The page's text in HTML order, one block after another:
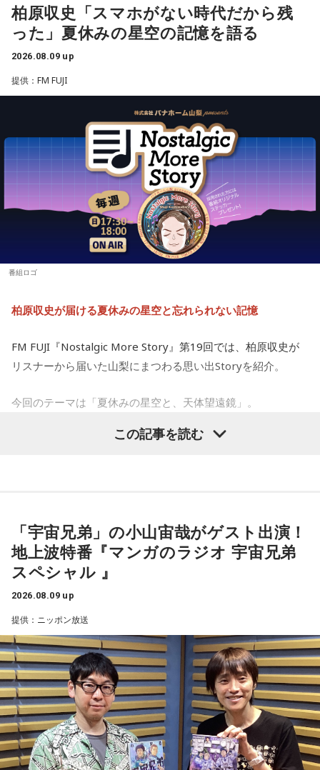
リスマを生成し、見事な『カリスマチャージ』を蓄積させて
いく。チャージの先にあるものとは……!?
これはカリスマたちの物語です。
【新番組概要】
■番組名： 『めちゃめちゃカリスマなラジオ』
■放送日時： 2026年秋 ※放送日時詳細は後日発表
■出演： 小野友樹、山中真尋、福原かつみ、細田健太、日向
朔公、大河元気、橋詰知久
■メールアドレス： charisma@joqr.net
■番組ハッシュタグ： #カリラジ
■QloveR番組ページ： https://qlover.jp/charisma ※月額
【7位】天秤座（てんびん座）
慌ただしい一日になりそうですが、忙しいほど輝けそう。汗
ろな会話をするようですが、お互いの人柄を深く理解できる
ことでしょう。
【8位】獅子座（しし座）
目標やゴールを決めて、そこまでの道のりを計画していくと
◎。冷静に判断し行動できると、自分が求めているものに近
づけるようです。先輩などの話に耳を傾けるのも良いでしょ
【9位】牡羊座（おひつじ座）
他者に期待しすぎず、何かやってくれたことに対して喜べる
と上手くいきそう。自分の心のあり方や時間の使い方を見直
してみて。仕事場などの掃除をすれば集中力がアップできる
ようです。
映画や音楽など、芸術表現に触れると心が癒されていくよう
う。今日は、日ごろからお世話になっている人や大切な人と
の時間を大切にしてみて。
いろいろ気になってくるようなので、「無」になれるような
時間を作りましょう。ちょっと手抜きをしたり、昼寝をして
みたり。頑張りすぎないことも大切なようです。家族や友人
質な水を飲んで深呼吸すると、リラックスできそう。穏やか
な音楽を聞くのもおすすめ。
【今日の一言メッセージ】
立秋が過ぎ、今日はお盆休み中の方も多い時期。13日の新月
に向けて「自分らしさ」を開花させる時です。今日がお仕事
でもお休みでも「心地いいこと」を一つ選択して。自分に正
直になる時間が、今週の波に乗る秘訣ですよ。
■監修者プロフィール：桜羽結万(さくらば・ゆま)
池袋占い館セレーネ所属。占い師を母に持ち、占い歴約20
年。野村證券・パーソルキャリアでの勤務を経て占い師とし
て独立。2024年にはスキルシェアサイト「ココナラ」にて結
婚分野ランキング1位・仕事分野2位を獲得。現在はSATORI電
話占いを始め、年間1000名を鑑定している。
今回紹介されたのは、ラジオネーム「雪見だいふく」さんか
ら届いたStory。
子どもの頃、甲府市愛宕町にある県立科学館へ通い、プラネ
小学4年生の頃、隣の席だった友人K君から「誕生日に天体望
遠鏡を買ってもらったから、夏休みに泊まりにおいでよ」と
誘われたことが、大切な記憶として残っているそうです。
友人たちと夜更かしをしながら、大きな天体望遠鏡で眺めた
ら星について話すK君の姿は、今でも忘れられない光景だと語
スマホがない時代だからこそ残った景色
その後、K君のお父さんに連れて行ってもらった清里で見た星
柏原収史も、友達の家に泊まり、夜更かしをしながら星空を
見るという夏休みならではの体験に触れながら、「記憶に焼
きつく景色」について語りました。
便利になった今だからこそ、ただ景色を眺める時間の大切さ
を感じるエピソードです。
山梨の風景とともに蘇る夏の記憶
『Nostalgic More Story』では、山梨にまつわる風景や、大
切な人との思い出を紹介しています。
柏原収史「スマホがない時代だから残
った」夏休みの星空の記憶を語る
2026.08.09 up
提供：FM FUJI
番組ロゴ
柏原収史が届ける夏休みの星空と忘れられない記憶
FM FUJI『Nostalgic More Story』第19回では、柏原収史が
リスナーから届いた山梨にまつわる思い出Storyを紹介。
今回のテーマは「夏休みの星空と、天体望遠鏡」。
子どもの頃に見上げた夜空、友達と過ごした時間、そして大
今回紹介されたのは、ラジオネーム「雪見だいふく」さんか
ら届いたStory。
タリウムを見ることを楽しみにしていたという思い出から始
まります。
小学4年生の頃、隣の席だった友人K君から「誕生日に天体望
遠鏡を買ってもらったから、夏休みに泊まりにおいでよ」と
誘われたことが、大切な記憶として残っているそうです。
友人たちと夜更かしをしながら、大きな天体望遠鏡で眺めた
この記事を読む
「宇宙兄弟」の小山宙哉がゲスト出演！
地上波特番『マンガのラジオ 宇宙兄弟
スペシャル 』
2026.08.09 up
提供：ニッポン放送